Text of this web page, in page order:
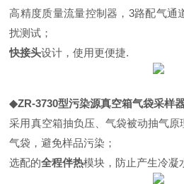
高精度质量流量控制器， 3路配气通
扰测试；
快接头设计，使用更便捷.
◆ZR-3730型污染源真空箱气袋采样
采用真空箱抽负压、气袋被动抽气原
气袋，避免样品污染；
选配的全程伴热模块，防止产生冷凝